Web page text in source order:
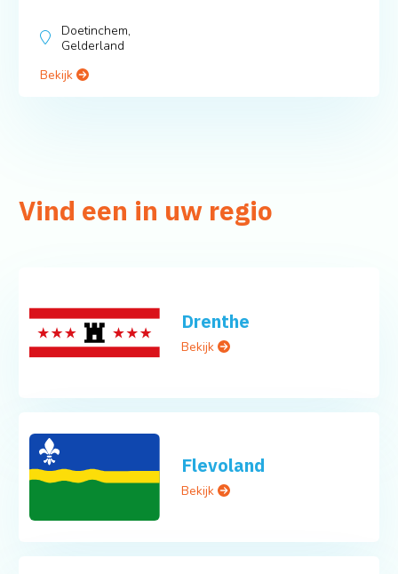
Doetinchem,
Gelderland
Bekijk
Vind een in uw regio
Drenthe
Bekijk
Flevoland
Bekijk